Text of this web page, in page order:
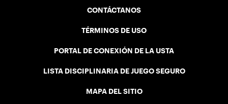
CONTÁCTANOS
TÉRMINOS DE USO
PORTAL DE CONEXIÓN DE LA USTA
LISTA DISCIPLINARIA DE JUEGO SEGURO
MAPA DEL SITIO